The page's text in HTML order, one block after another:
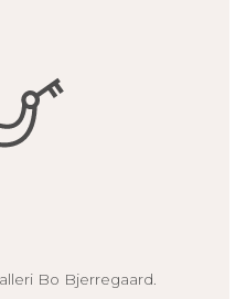
Bo Bjerregaard.